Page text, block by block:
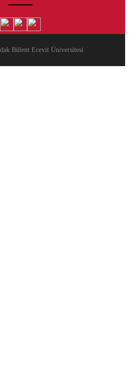
Bülent Ecevit Üniversitesi